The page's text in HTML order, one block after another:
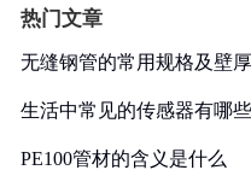
热门文章
无缝钢管的常用规格及壁厚
生活中常见的传感器有哪
PE100管材的含义是什么